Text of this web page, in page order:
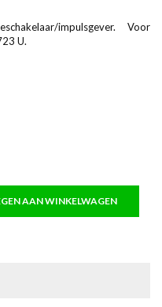
impulsgever. Voor
U.
AAN WINKELWAGEN